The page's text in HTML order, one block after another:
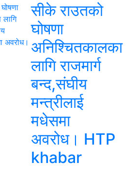
सीके राउतको
घोषणा
अनिश्चितकालका
लागि राजमार्ग
बन्द,संघीय
मन्त्रीलाई
मधेसमा
अवरोध। HTP
khabar